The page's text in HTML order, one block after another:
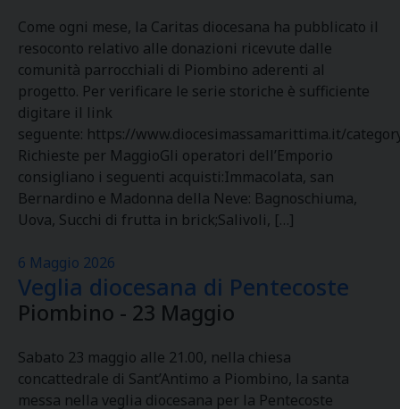
Come ogni mese, la Caritas diocesana ha pubblicato il
resoconto relativo alle donazioni ricevute dalle
comunità parrocchiali di Piombino aderenti al
progetto. Per verificare le serie storiche è sufficiente
digitare il link
seguente: https://www.diocesimassamarittima.it/
Richieste per MaggioGli operatori dell’Emporio
consigliano i seguenti acquisti:Immacolata, san
Bernardino e Madonna della Neve: Bagnoschiuma,
Uova, Succhi di frutta in brick;Salivoli, […]
6 Maggio 2026
Veglia diocesana di Pentecoste
Piombino - 23 Maggio
Sabato 23 maggio alle 21.00, nella chiesa
concattedrale di Sant’Antimo a Piombino, la santa
messa nella veglia diocesana per la Pentecoste